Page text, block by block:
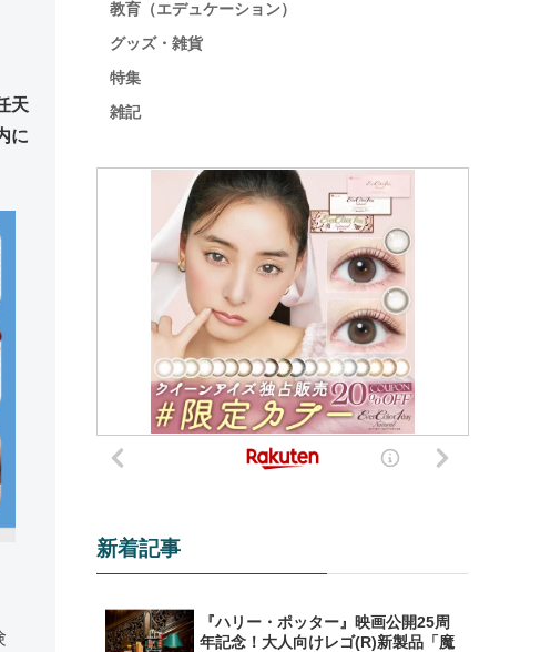
天
に
教育（エデュケーション）
グッズ・雑貨
特集
雑記
新着記事
『ハリー・ポッター』映画公開25周
年記念！大人向けレゴ(R)新製品「魔